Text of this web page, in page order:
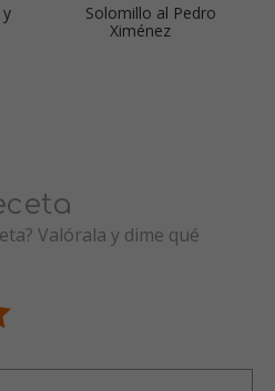
Solomillo al Pedro
Ximénez
Valórala y dime qué